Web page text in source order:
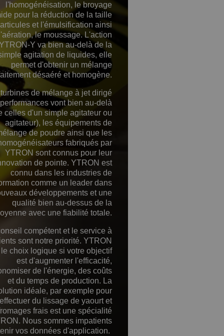
l'homogénéisation, le broyage
pour la réduction de la taille
et l'émulsification ainsi
le moussage. L'action
Y va bien au-delà de la
agitation de liquides, elle
permet d'obtenir un mélange
désaéré et homogène.
de mélange à jet dirigé
vont bien au-delà
celles d'un simple agitateur ou
agitateur), les équipements de
de poudre ainsi que les
fabriqués par
YTRON sont connus pour leur
de pointe. YTRON est
connu dans les industries de
comme un leader dans
développements et une
qualité bien au-dessus de la
avec une fiabilité totale.
compétent et le service à
sont notre priorité. YTRON
choix logique si votre objectif
est d'augmenter l'efficacité,
de l'énergie, des coûts
et du temps de production. La
idéale, par exemple pour
effectuer du lissage de yaourt et
frais est une spécialité
Nous sommes impatients
vos données d'application.